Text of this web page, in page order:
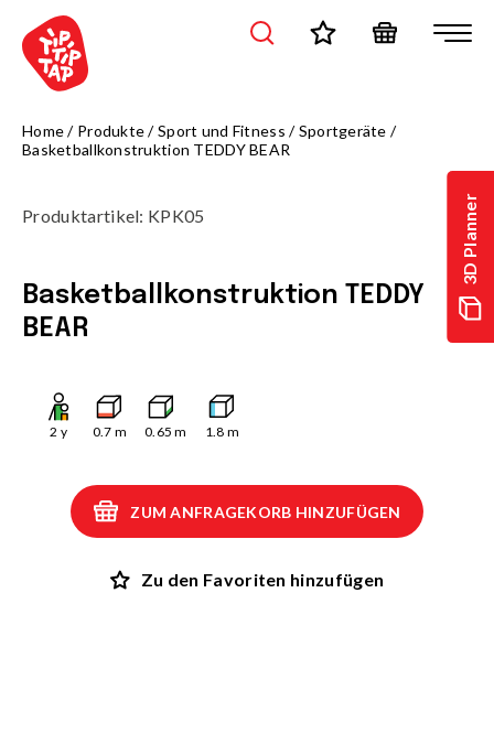
3D Planner
Home/ Produkte/Sport und Fitness /Sportgeräte /
Basketballkonstruktion TEDDY BEAR
Produktartikel: KPK05
Basketballkonstruktion TEDDY
BEAR
2 y 0.7 m 0.65 m 1.8 m
ZUM ANFRAGEKORB HINZUFÜGEN
Zu den Favoriten hinzufügen